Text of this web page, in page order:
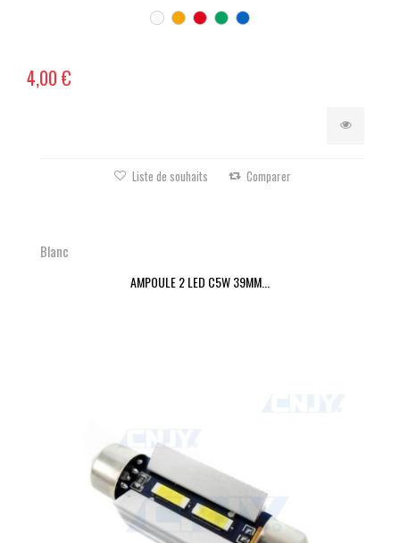
4,00 €
Liste de souhaits Comparer
Blanc
AMPOULE 2 LED C5W 39MM...